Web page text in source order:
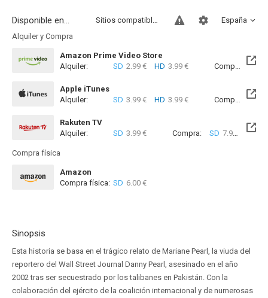
Disponible en... España
Sitios compatibles
Alquiler y Compra
Amazon Prime Video Store
Alquiler:
SD 2.99 € HD 3.99 € Compra: SD
Apple iTunes
Alquiler:
SD 3.99 € HD 3.99 € Compra: SD
Rakuten TV
Alquiler:
SD 3.99 € Compra: SD 7.99 €
Compra física
Amazon
Compra física: SD 6.00 €
Sinopsis
Esta historia se basa en el trágico relato de Mariane Pearl, la viuda del
reportero del Wall Street Journal Danny Pearl, asesinado en el año
2002 tras ser secuestrado por los talibanes en Pakistán. Con la
colaboración del ejército de la coalición internacional y de numerosas